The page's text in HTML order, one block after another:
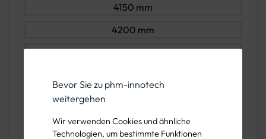
Bevor Sie zu phm-innotech
weitergehen
Wir verwenden Cookies und ähnliche
Technologien, um bestimmte Funktionen
4150 mm
4200 mm
4250 mm
4400 mm